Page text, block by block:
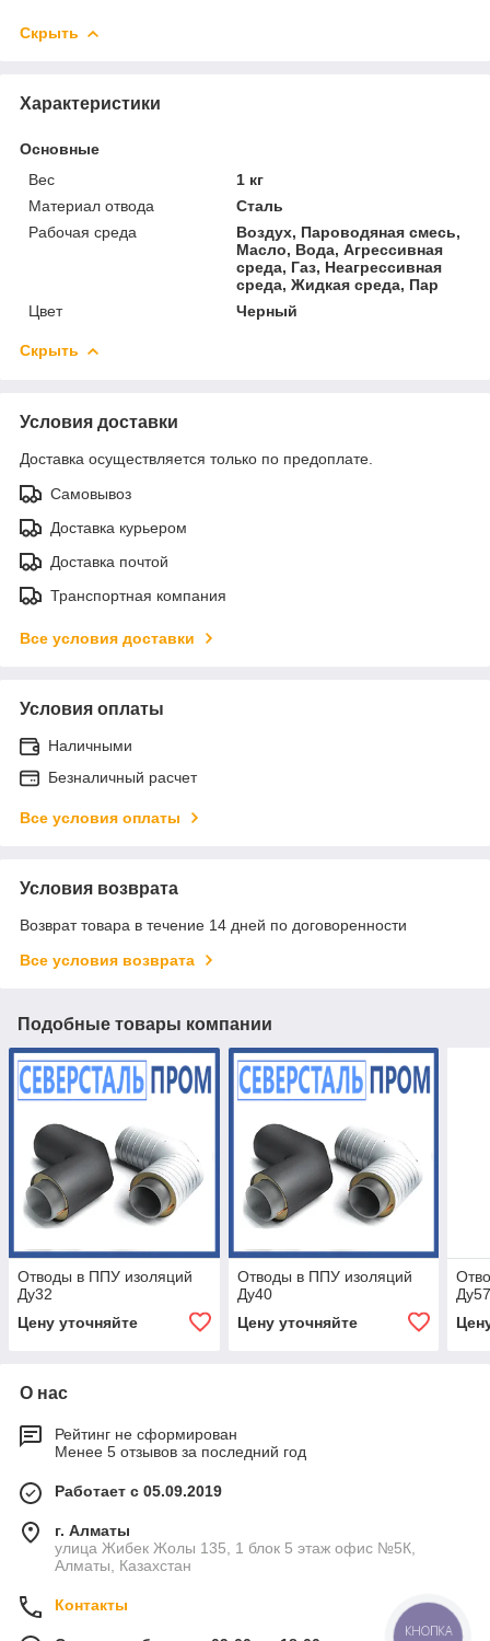
Скрыть
Характеристики
Основные
Вес
1 кг
Материал отвода
Сталь
Рабочая среда
Воздух, Пароводяная смесь,
Масло, Вода, Агрессивная
среда, Газ, Неагрессивная
среда, Жидкая среда, Пар
Цвет
Черный
Скрыть
Условия доставки
Доставка осуществляется только по предоплате.
Самовывоз
Доставка курьером
Доставка почтой
Транспортная компания
Все условия доставки
Условия оплаты
Наличными
Безналичный расчет
Все условия оплаты
Условия возврата
Возврат товара в течение 14 дней по договоренности
Все условия возврата
Подобные товары компании
Отводы в ППУ изоляций
Ду32
Цену уточняйте
Отводы в ППУ изоляций
Ду40
Цену уточняйте
О нас
Рейтинг не сформирован
Менее 5 отзывов за последний год
Работает с 05.09.2019
г. Алматы
улица Жибек Жолы 135, 1 блок 5 этаж офис №5К,
Алматы, Казахстан
Контакты
КНОПКА